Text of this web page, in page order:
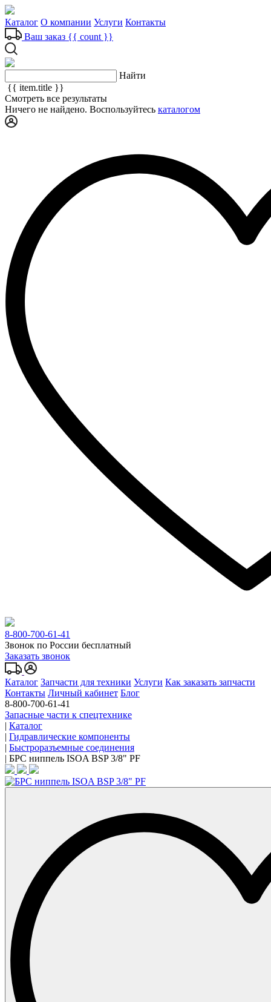
Каталог О компании Услуги Контакты
Ваш заказ {{ count }}
Найти
{{ item.title }}
Смотреть все результаты
Ничего не найдено. Воспользуйтесь каталогом
8-800-700-61-41
Звонок по России бесплатный
Заказать звонок
Каталог Запчасти для техники Услуги Как заказать запчасти
Контакты Личный кабинет Блог
8-800-700-61-41
Запасные части к спецтехнике
| Каталог
| Гидравлические компоненты
| Быстроразъемные соединения
| БРС ниппель ISOA BSP 3/8" PF